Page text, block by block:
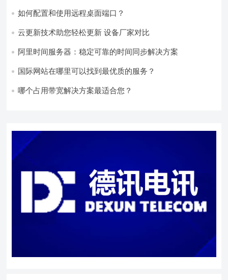
如何配置和使用远程桌面端口？
云更新技术助您轻松更新 设备厂家对比
阿里时间服务器：稳定可靠的时间同步解决方案
国际网站在哪里可以找到最优质的服务？
哪个占用带宽解决方案最适合您？